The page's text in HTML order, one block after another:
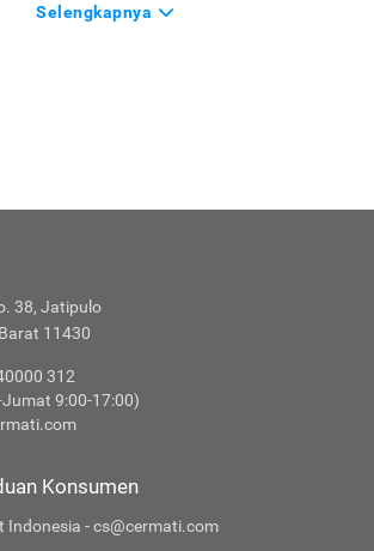
Selengkapnya
38, Jatipulo
11430
312
Jumat 9:00-17:00)
Konsumen
Indonesia - cs@cermati.com